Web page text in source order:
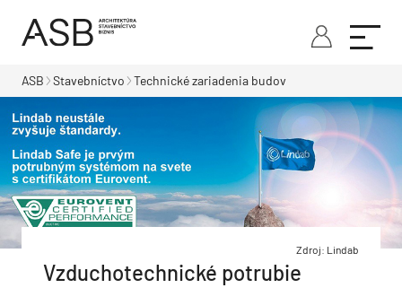
ASB Stavebníctvo Technické zariadenia budov
Zdroj: Lindab
Vzduchotechnické potrubie